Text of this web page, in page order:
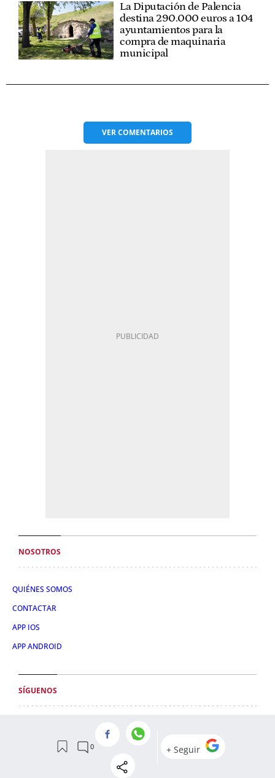
La Diputación de Palencia
destina 290.000 euros a 104
ayuntamientos para la
compra de maquinaria
municipal
VERCOMENTARIOS
NOSOTROS
QUIÉNES SOMOS
CONTACTAR
APP IOS
APP ANDROID
SÍGUENOS